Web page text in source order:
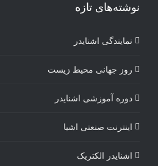
نوشته‌های تازه
نمایندگی اشنایدر
روز جهانی محیط زیست
دوره آموزشی اشنایدر
اینترنت صنعتی اشیا
اشنایدر الکتریک